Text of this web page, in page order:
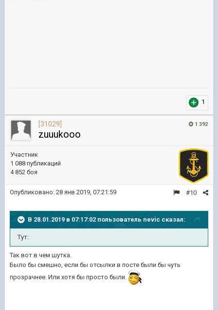
1
1 392
[31029]
zuuukooo
Участник
1 088 публикаций
4 852 боя
#10
Опубликовано: 28 янв 2019, 07:21:59
В 28.01.2019 в 07:17:02 пользователь nevic сказал:
Тут:
Так вот в чем шутка.
Было бы смешно, если бы отсылки в посте были бы чуть
прозрачнее. Или хотя бы просто были.